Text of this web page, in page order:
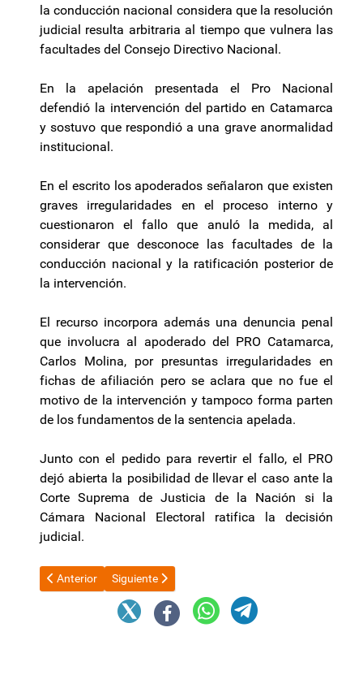
la conducción nacional considera que la resolución
judicial resulta arbitraria al tiempo que vulnera las
facultades del Consejo Directivo Nacional.
En la apelación presentada el Pro Nacional
defendió la intervención del partido en Catamarca
y sostuvo que respondió a una grave anormalidad
institucional.
En el escrito los apoderados señalaron que existen
graves irregularidades en el proceso interno y
cuestionaron el fallo que anuló la medida, al
considerar que desconoce las facultades de la
conducción nacional y la ratificación posterior de
la intervención.
El recurso incorpora además una denuncia penal
que involucra al apoderado del PRO Catamarca,
Carlos Molina, por presuntas irregularidades en
fichas de afiliación pero se aclara que no fue el
motivo de la intervención y tampoco forma parten
de los fundamentos de la sentencia apelada.
Junto con el pedido para revertir el fallo, el PRO
dejó abierta la posibilidad de llevar el caso ante la
Corte Suprema de Justicia de la Nación si la
Cámara Nacional Electoral ratifica la decisión
judicial.
Artículo anterior: La iniciativa de Javier Galán de crear un
Anterior Artículo siguiente: Manuel Adorni renunció
Siguiente